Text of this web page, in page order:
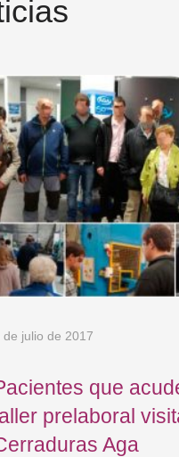
de julio de 2017
que
prelaboral
Aga